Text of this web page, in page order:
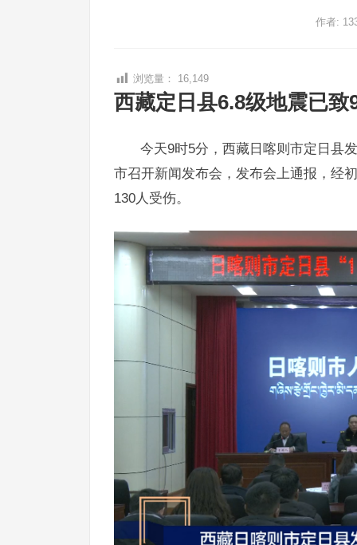
作者:
浏览量： 16,149
西藏定日县6.8级地震已致
今天9时5分，西藏日喀则市定日县
市召开新闻发布会，发布会上通报，经
130人受伤。